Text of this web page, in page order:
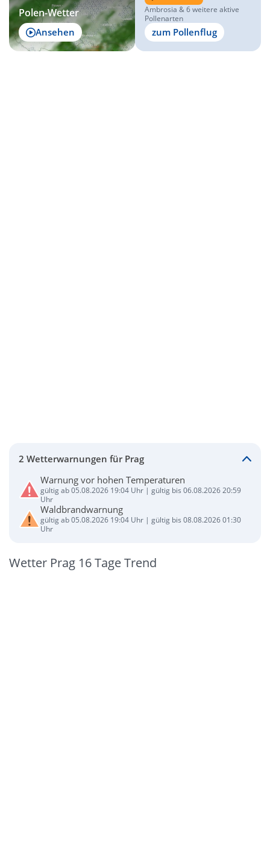
Polen-Wetter
Ansehen
Ambrosia & 6 weitere aktive
Pollenarten
zum Pollenflug
2 Wetterwarnungen für Prag
Warnung vor hohen Temperaturen
gültig ab 05.08.2026 19:04 Uhr | gültig bis 06.08.2026 20:59
Uhr
Waldbrandwarnung
gültig ab 05.08.2026 19:04 Uhr | gültig bis 08.08.2026 01:30
Uhr
Wetter Prag 16 Tage Trend